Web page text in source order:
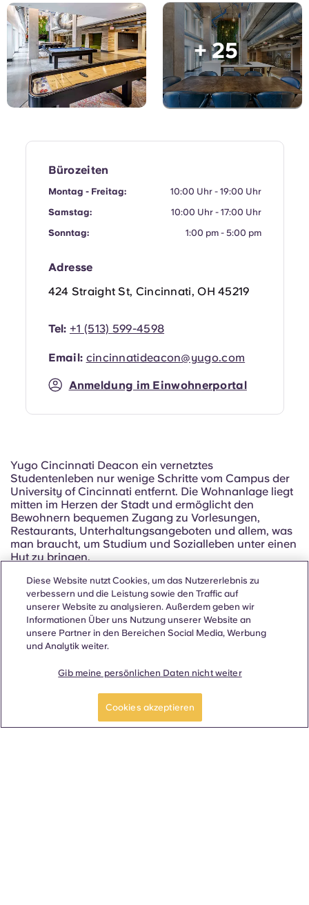
+ 25
Yugo Cincinnati Deacon ein vernetztes
Studentenleben nur wenige Schritte vom Campus der
University of Cincinnati entfernt. Die Wohnanlage liegt
mitten im Herzen der Stadt und ermöglicht den
Bewohnern bequemen Zugang zu Vorlesungen,
Restaurants, Unterhaltungsangeboten und allem, was
man braucht, um Studium und Sozialleben unter einen
Hut zu bringen.
Für Studierende, die auf der Suche nach
komfortablenStudentenwohnheime der Univ...
Mehr dazu
Unsere Grundrisse bei
Bürozeiten
Montag - Freitag:
10:00 Uhr - 19:00 Uhr
Samstag:
10:00 Uhr - 17:00 Uhr
Sonntag:
1:00 pm - 5:00 pm
Adresse
424 Straight St, Cincinnati, OH 45219
Tel: +1 (513) 599-4598
Email: cincinnatideacon@yugo.com
Anmeldung im Einwohnerportal
Diese Website nutzt Cookies, um das Nutzererlebnis zu
verbessern und die Leistung sowie den Traffic auf
unserer Website zu analysieren. Außerdem geben wir
Informationen Über uns Nutzung unserer Website an
unsere Partner in den Bereichen Social Media, Werbung
und Analytik weiter.
Gib meine persönlichen Daten nicht weiter
Cookies akzeptieren